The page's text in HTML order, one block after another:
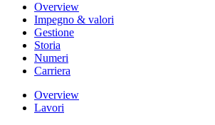
Overview
Impegno & valori
Gestione
Storia
Numeri
Carriera
Overview
Lavori